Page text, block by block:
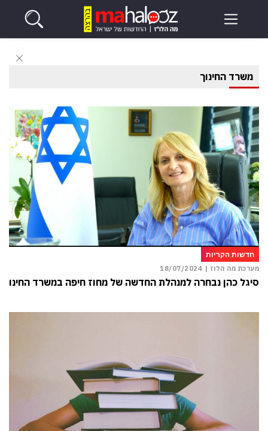
משרד החינוך
חדשות הקריות
מערכת מה הלוז | 18/07/2024
סיגל כהן נבחרה למנהלת החדשה של מחוז חיפה במשרד החינוך